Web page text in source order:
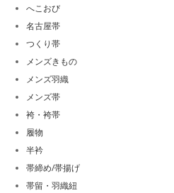
へこおび
名古屋帯
つくり帯
メンズきもの
メンズ羽織
メンズ帯
袴・袴帯
履物
半衿
帯締め/帯揚げ
帯留・羽織紐